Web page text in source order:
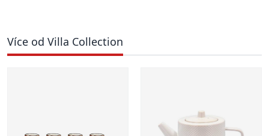
Více od Villa Collection